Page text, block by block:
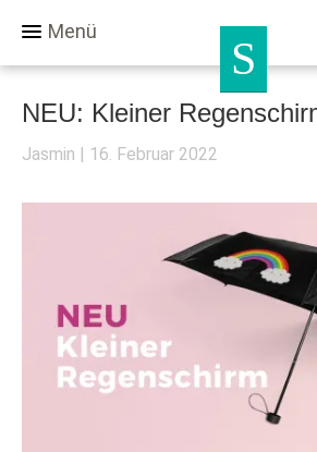
Menü
NEU: Kleiner
Jasmin 16. Februar 2022